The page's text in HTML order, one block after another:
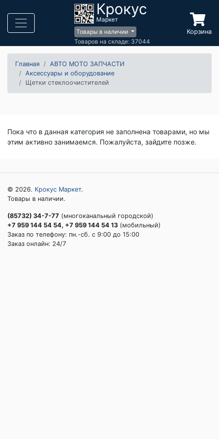
Крокус
Маркет
Товары в наличии
Товаров на складе: 37044
Корзина
Главная
АВТО МОТО ЗАПЧАСТИ
Аксессуары и оборудование
Щетки стеклоочистителей
Пока что в данная категория не заполнена товарами, но мы
этим активно занимаемся. Пожалуйста, зайдите позже.
© 2026. Крокус Маркет.
Товары в наличии.
(85732) 34-7-77 (многоканальный городской)
+7 959 144 54 54, +7 959 144 54 13 (мобильный)
Заказ по телефону: пн.-сб. c 9:00 до 15:00
Заказ онлайн: 24/7